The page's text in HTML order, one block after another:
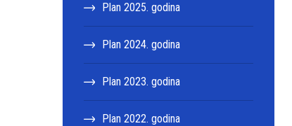
Plan 2025. godina
Plan 2024. godina
Plan 2023. godina
Plan 2022. godina